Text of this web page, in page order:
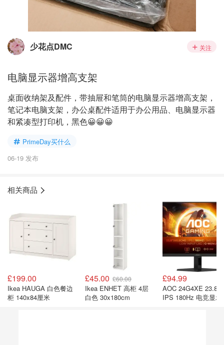
少花点DMC 关注
电脑显示器增高支架
桌面收纳架及配件，带抽屉和笔筒的电脑显示器增高支架，
笔记本电脑支架，办公桌配件适用于办公用品、电脑显示器
和紧凑型打印机，黑色😀😀😀
PrimeDay买什么
06-19 发布
相关商品
£199.00
Ikea HAUGA 白色餐边
柜 140x84厘米
£45.00 £60.00
Ikea ENHET 高柜 4层
白色 30x180cm
£94.99
AOC 24G4XE 23.8
IPS 180Hz 电竞显示